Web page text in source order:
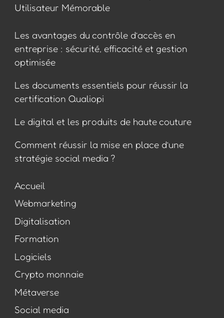
Utilisateur Mémorable
Les avantages du contrôle d’accès en
entreprise : sécurité, efficacité et gestion
optimisée
Les documents essentiels pour réussir la
certification Qualiopi
Le digital et les produits de haute couture
Comment réussir la mise en place d’une
stratégie social media ?
Accueil
Webmarketing
Digitalisation
Formation
Logiciels
Crypto monnaie
Métaverse
Social media